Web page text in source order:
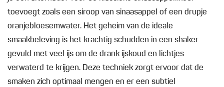
toevoegt zoals een siroop van sinaasappel of een drupje
oranjebloesemwater. Het geheim van de ideale
smaakbeleving is het krachtig schudden in een shaker
gevuld met veel ijs om de drank ijskoud en lichtjes
verwaterd te krijgen. Deze techniek zorgt ervoor dat de
smaken zich optimaal mengen en er een subtiel